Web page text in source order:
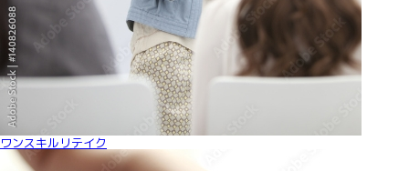
ワンスキルリテイク